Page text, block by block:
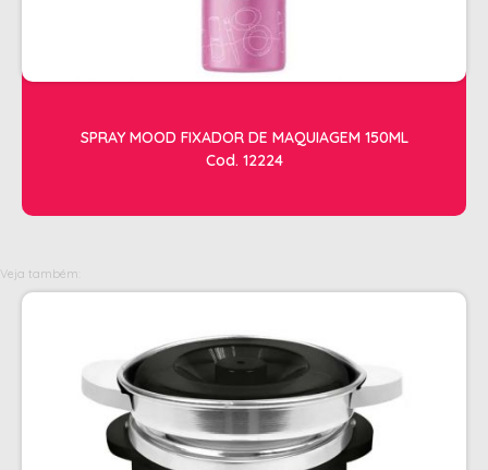
OLEOS
PELE
ALCOOL
DETERGENTE ENZIMÁTICO
LUVAS + MASCARAS
LUVAS E SAPATILHAS C/CREME
PROTETORES SOLAR + DESODORANTE
REMOVEDOR DE TINTURA
TOALHA
SPRAY MOOD FIXADOR DE MAQUIAGEM 150ML
Cod. 12224
Veja também: